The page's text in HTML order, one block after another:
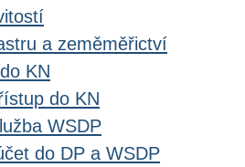
a zeměměřictví
KN
do KN
WSDP
do DP a WSDP